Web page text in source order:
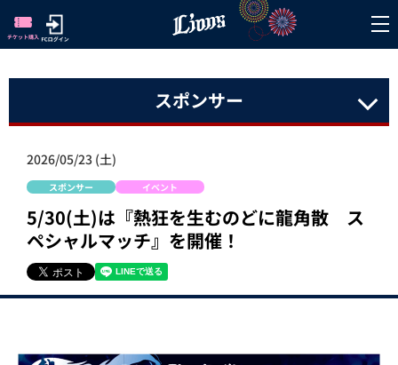
スポンサー
2026/05/23 (土)
スポンサー イベント
5/30(土)は『熱狂を生むのどに龍角散 ス
ペシャルマッチ』を開催！